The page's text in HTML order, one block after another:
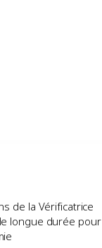
de la Vérificatrice
longue durée pour